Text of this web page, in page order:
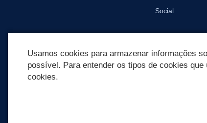
Social
Usamos cookies para armazenar informações
possível. Para entender os tipos de cookies
cookies.